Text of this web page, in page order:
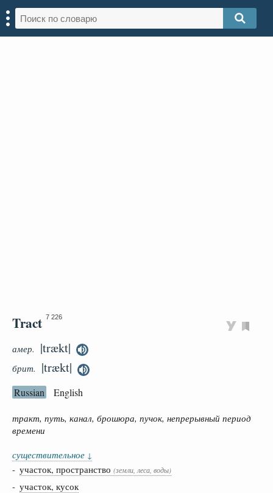
Tract 7 226
амер. |trækt|
брит. |trækt|
Russian English
тракт, путь, канал, брошюра, пучок, непрерывный период
времени
существительное ↓
- участок, пространство (земли, леса, воды)
- участок, кусок